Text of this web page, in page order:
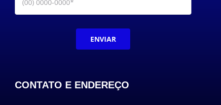
ENVIAR
CONTATO E ENDEREÇO